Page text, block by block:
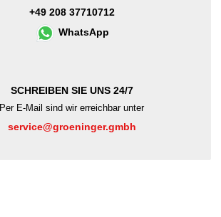
+49 208 37710712
WhatsApp
SCHREIBEN SIE UNS 24/7
Per E-Mail sind wir erreichbar unter
service@groeninger.gmbh